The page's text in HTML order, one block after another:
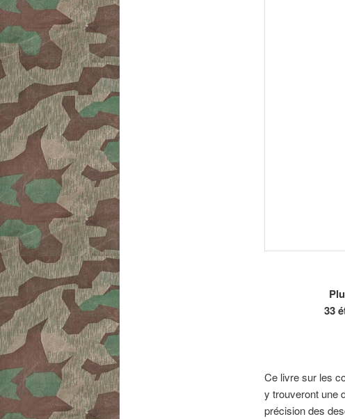
33
Ce livre sur les
y trouveront une
précision des